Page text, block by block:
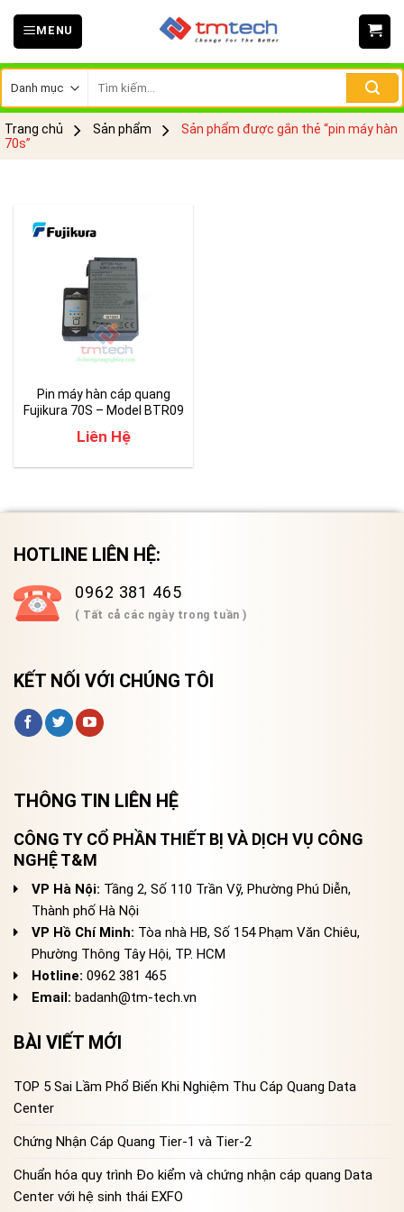
Skip
MENU
kiếm:
Trang chủ Sản phẩm
Sản phẩm được gắn thẻ “pin máy hàn
70s”
Pin máy hàn cáp quang
Fujikura 70S – Model BTR09
Liên Hệ
HOTLINE LIÊN HỆ:
0962 381 465
( Tất cả các ngày trong tuần )
KẾT NỐI VỚI CHÚNG TÔI
THÔNG TIN LIÊN HỆ
CÔNG TY CỔ PHẦN THIẾT BỊ VÀ DỊCH VỤ CÔNG
NGHỆ T&M
VP Hà Nội: Tầng 2, Số 110 Trần Vỹ, Phường Phú Diễn,
Thành phố Hà Nội
VP Hồ Chí Minh: Tòa nhà HB, Số 154 Phạm Văn Chiêu,
Phường Thông Tây Hội, TP. HCM
Hotline: 0962 381 465
Email: badanh@tm-tech.vn
BÀI VIẾT MỚI
TOP 5 Sai Lầm Phổ Biến Khi Nghiệm Thu Cáp Quang Data
Center
Chứng Nhận Cáp Quang Tier-1 và Tier-2
Chuẩn hóa quy trình Đo kiểm và chứng nhận cáp quang Data
Center với hệ sinh thái EXFO